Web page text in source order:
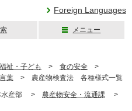
Foreign Languages
メニュー
祉・子ども > 食の安全 >
葉 > 農産物検査法 各種様式一覧
水産部 > 農産物安全・流通課 >